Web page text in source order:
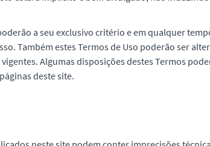
a seu exclusivo critério e em qualquer
Também estes Termos de Uso poderão ser
Algumas disposições destes Termos
deste site.